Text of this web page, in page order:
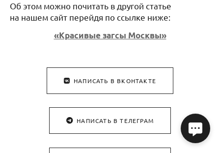
Об этом можно почитать в другой статье
на нашем сайт перейдя по ссылке ниже:
«Красивые загсы Москвы»
НАПИСАТЬ В ВКОНТАКТЕ
НАПИСАТЬ В ТЕЛЕГРАМ